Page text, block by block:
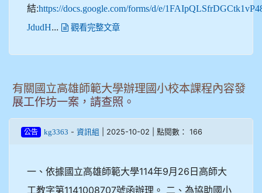
結:https://docs.google.com/forms/d/e/
JdudH... 觀看完整文章
有關國立高雄師範大學辦理國小校本課程內容發
展工作坊一案，請查照。
公告 kg3363 - 資訊組 | 2025-10-02 | 點閱數： 166
一、依據國立高雄師範大學114年9月26日高師大
工教字第1141008707號函辦理。 二、為協助國小